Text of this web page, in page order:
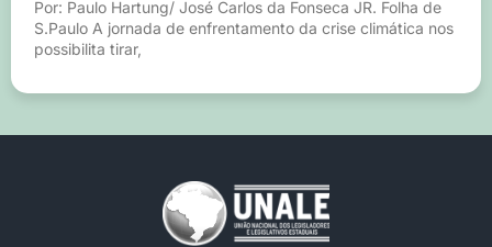
Por: Paulo Hartung/ José Carlos da Fonseca JR. Folha de
S.Paulo A jornada de enfrentamento da crise climática nos
possibilita tirar,